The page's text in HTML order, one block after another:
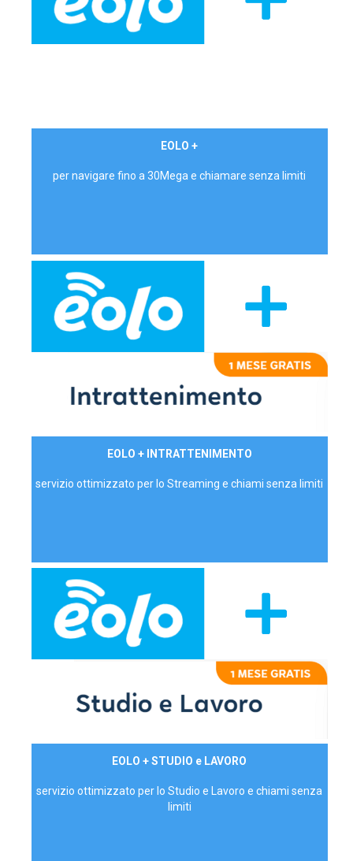
EOLO +
per navigare fino a 30Mega e chiamare senza limiti
EOLO + INTRATTENIMENTO
servizio ottimizzato per lo Streaming e chiami senza limiti
EOLO + STUDIO e LAVORO
servizio ottimizzato per lo Studio e Lavoro e chiami senza
limiti